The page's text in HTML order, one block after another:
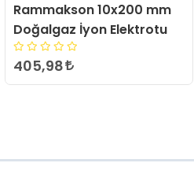
Rammakson 14x200 MM
Doğalgaz İyon
(İyonizasyon) Elektrodu
426,00